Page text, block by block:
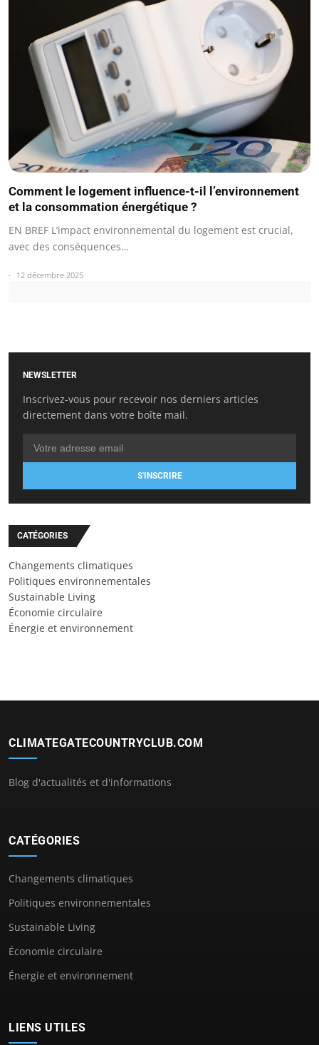
Comment le logement influence-t-il l’environnement
et la consommation énergétique ?
EN BREF L’impact environnemental du logement est crucial,
avec des conséquences…
12 décembre 2025
NEWSLETTER
Inscrivez-vous pour recevoir nos derniers articles
directement dans votre boîte mail.
S'INSCRIRE
CATÉGORIES
Changements climatiques
Politiques environnementales
Sustainable Living
Économie circulaire
Énergie et environnement
CLIMATEGATECOUNTRYCLUB.COM
Blog d'actualités et d'informations
CATÉGORIES
Changements climatiques
Politiques environnementales
Sustainable Living
Économie circulaire
Énergie et environnement
LIENS UTILES